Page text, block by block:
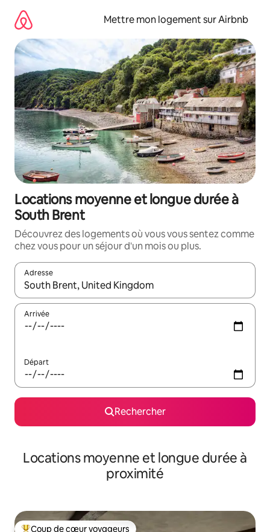
directement
contenu
Mettre mon logement sur Airbnb
Locations moyenne et longue durée à
South Brent
Découvrez des logements où vous vous sentez comme
chez vous pour un séjour d'un mois ou plus.
Adresse
Lorsque les résultats s'affichent, utilisez les flèches vers le
Arrivée
Départ
Rechercher
Locations moyenne et longue durée à
proximité
Coup de cœur voyageurs